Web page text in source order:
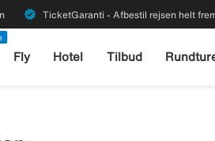
verified TicketGaranti - Afbestil rejsen helt
Fly Hotel Tilbud